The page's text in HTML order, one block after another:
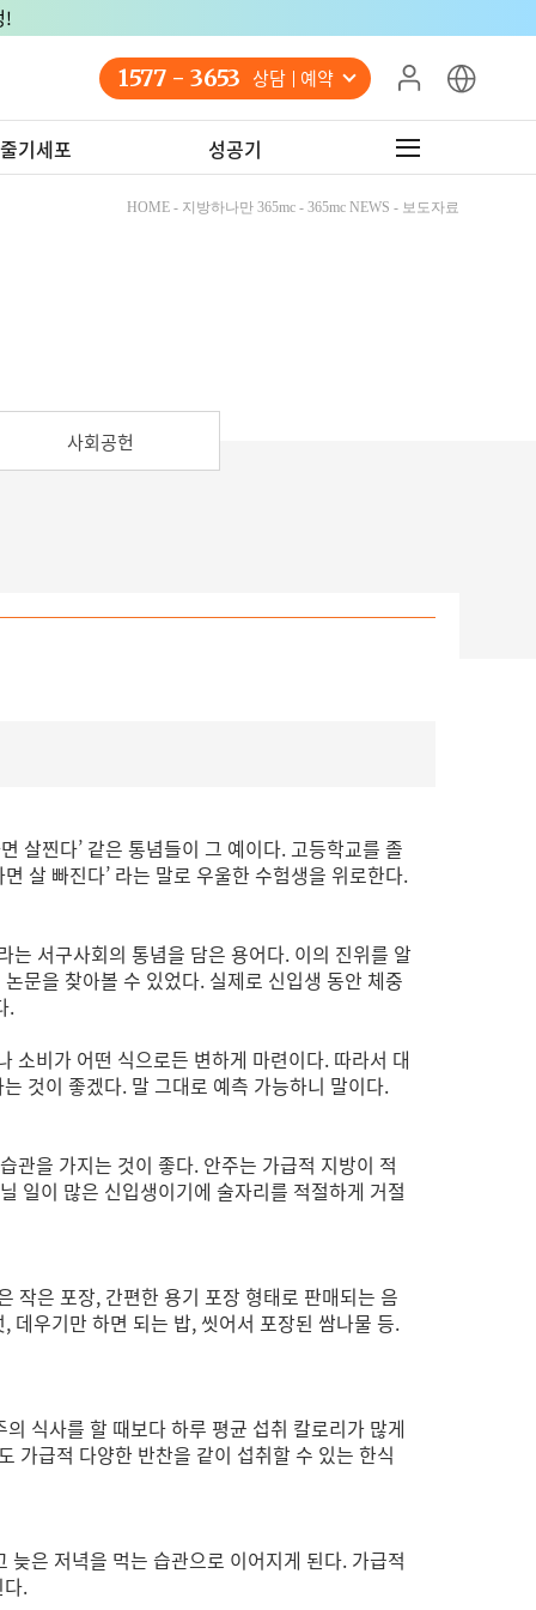
!
1577 - 3653 상담 예약
기세포 성공기
HOME - 지방하나만 365mc - 365mc NEWS - 보도자료
사회공헌
살찐다’ 같은 통념들이 그 예이다. 고등학교를 졸
살 빠진다’ 라는 말로 우울한 수험생을 위로한다.
서구사회의 통념을 담은 용어다. 이의 진위를 알
문을 찾아볼 수 있었다. 실제로 신입생 동안 체중
.
소비가 어떤 식으로든 변하게 마련이다. 따라서 대
것이 좋겠다. 말 그대로 예측 가능하니 말이다.
관을 가지는 것이 좋다. 안주는 가급적 지방이 적
일이 많은 신입생이기에 술자리를 적절하게 거절
작은 포장, 간편한 용기 포장 형태로 판매되는 음
데우기만 하면 되는 밥, 씻어서 포장된 쌈나물 등.
식사를 할 때보다 하루 평균 섭취 칼로리가 많게
가급적 다양한 반찬을 같이 섭취할 수 있는 한식
은 저녁을 먹는 습관으로 이어지게 된다. 가급적
.